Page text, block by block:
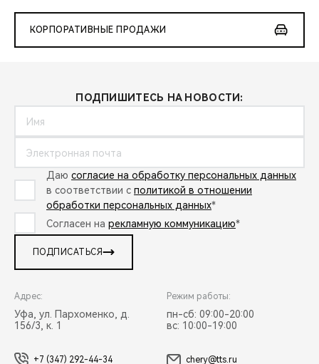
КОРПОРАТИВНЫЕ ПРОДАЖИ
ПОДПИШИТЕСЬ НА НОВОСТИ:
Даю согласие на обработку персональных данных
в соответствии с политикой в отношении
обработки персональных данных*
Согласен на рекламную коммуникацию*
ПОДПИСАТЬСЯ
Адрес:
Уфа, ул. Пархоменко, д.
156/3, к. 1
Режим работы:
пн-сб: 09:00-20:00
вс: 10:00-19:00
+7 (347) 292-44-34 chery@tts.ru